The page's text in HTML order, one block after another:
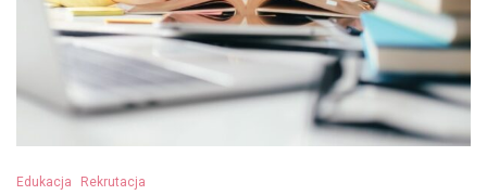
Edukacja Rekrutacja